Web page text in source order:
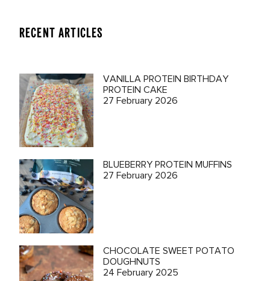
RECENT ARTICLES
VANILLA PROTEIN BIRTHDAY
PROTEIN CAKE
27 February 2026
BLUEBERRY PROTEIN MUFFINS
27 February 2026
CHOCOLATE SWEET POTATO
DOUGHNUTS
24 February 2025